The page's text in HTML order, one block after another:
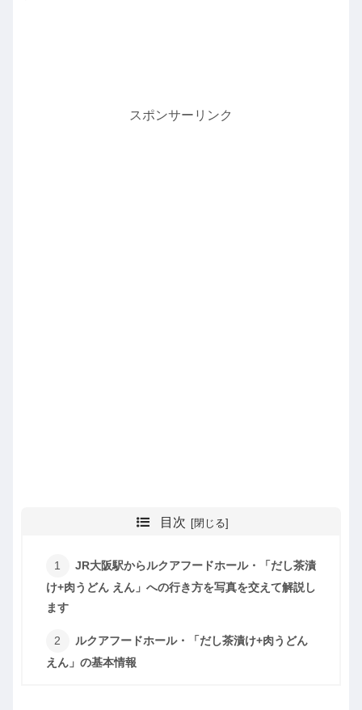
スポンサーリンク
目次
JR大阪駅からルクアフードホール・「だし茶漬
け+肉うどん えん」への行き方を写真を交えて解説し
ます
ルクアフードホール・「だし茶漬け+肉うどん
えん」の基本情報